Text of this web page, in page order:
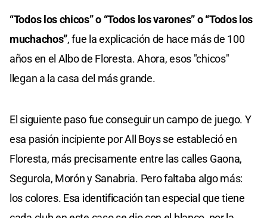
“Todos los chicos” o “Todos los varones” o “Todos los
muchachos”, fue la explicación de hace más de 100
años en el Albo de Floresta. Ahora, esos "chicos"
llegan a la casa del más grande.
El siguiente paso fue conseguir un campo de juego. Y
esa pasión incipiente por All Boys se estableció en
Floresta, más precisamente entre las calles Gaona,
Segurola, Morón y Sanabria. Pero faltaba algo más:
los colores. Esa identificación tan especial que tiene